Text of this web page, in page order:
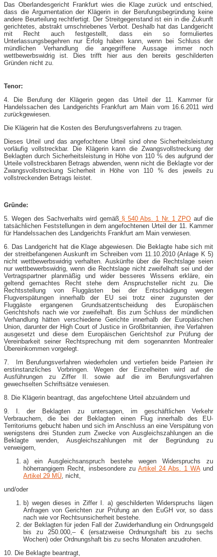
Das Oberlandesgericht Frankfurt wies die Klage zurück und entschied,
dass die Argumentation der Klägerin in der Berufungsbegründung keine
andere Beurteilung rechtfertigt. Der Streitgegenstand ist ein in die Zukunft
gerichtetes, abstrakt umschriebenes Verbot. Deshalb hat das Landgericht
mit Recht auch festgestellt, dass ein so formuliertes
Unterlassungsbegehren nur Erfolg haben kann, wenn bei Schluss der
mündlichen Verhandlung die angegriffene Aussage immer noch
wettbewerbswidrig ist. Dies trifft hier aus den bereits geschilderten
Gründen nicht zu.
Tenor:
4. Die Berufung der Klägerin gegen das Urteil der 11. Kammer für
Handelssachen des Landgerichts Frankfurt am Main vom 16.6.2011 wird
zurückgewiesen.
Die Klägerin hat die Kosten des Berufungsverfahrens zu tragen.
Dieses Urteil und das angefochtene Urteil sind ohne Sicherheitsleistung
vorläufig vollstreckbar. Die Klägerin kann die Zwangsvollstreckung der
Beklagten durch Sicherheitsleistung in Höhe von 110 % des aufgrund der
Urteile vollstreckbaren Betrags abwenden, wenn nicht die Beklagte vor der
Zwangsvollstreckung Sicherheit in Höhe von 110 % des jeweils zu
vollstreckenden Betrags leistet.
Gründe:
5. Wegen des Sachverhalts wird gemäß§ 540 Abs. 1 Nr. 1 ZPO auf die
tatsächlichen Feststellungen in dem angefochtenen Urteil der 11. Kammer
für Handelssachen des Landgerichts Frankfurt am Main verwiesen.
6. Das Landgericht hat die Klage abgewiesen. Die Beklagte habe sich mit
der streitbefangenen Auskunft im Schreiben vom 11.10.2010 (Anlage K 5)
nicht wettbewerbswidrig verhalten. Auskünfte über die Rechtslage seien
nur wettbewerbswidrig, wenn die Rechtslage nicht zweifelhaft sei und der
Vertragspartner planmäßig und wider besseres Wissens erkläre, ein
geltend gemachtes Recht stehe dem Anspruchsteller nicht zu. Die
Rechtsstellung von Fluggästen bei der Entschädigung wegen
Flugverspätungen innerhalb der EU sei trotz einer zugunsten der
Fluggäste ergangenen Grundsatzentscheidung des Europäischen
Gerichtshofs nach wie vor zweifelhaft. Bis zum Schluss der mündlichen
Verhandlung hätten verschiedene Gerichte innerhalb der Europäischen
Union, darunter der High Court of Justice in Großbritannien, ihre Verfahren
ausgesetzt und diese dem Europäischen Gerichtshof zur Prüfung der
Vereinbarkeit seiner Rechtsprechung mit dem sogenannten Montrealer
Übereinkommen vorgelegt.
7. Im Berufungsverfahren wiederholen und vertiefen beide Parteien ihr
erstinstanzliches Vorbringen. Wegen der Einzelheiten wird auf die
Ausführungen zu Ziffer II. sowie auf die im Berufungsverfahren
gewechselten Schriftsätze verwiesen.
8. Die Klägerin beantragt, das angefochtene Urteil abzuändern und
9. I. der Beklagten zu untersagen, im geschäftlichen Verkehr
Verbrauchern, die bei der Beklagten einen Flug innerhalb des EU-
Territoriums gebucht haben und sich im Anschluss an eine Verspätung von
wenigstens drei Stunden zum Zwecke von Ausgleichszahlungen an die
Beklagte wenden, Ausgleichszahlungen mit der Begründung zu
verweigern,
a) ein Ausgleichsanspruch bestehe wegen Widerspruchs zu
höherrangigem Recht, insbesondere zu Artikel 24 Abs. 1 WAund
Artikel 29 MÜ , nicht,
und/oder
b) wegen dieses in Ziffer I. a) geschilderten Widerspruchs lägen
Anfragen von Gerichten zur Prüfung an den EuGH vor, so dass
nach wie vor Rechtsunsicherheit bestehe.
der Beklagten für jeden Fall der Zuwiderhandlung ein Ordnungsgeld
bis zu 250.000,– € (ersatzweise Ordnungshaft bis zu sechs
Wochen) oder Ordnungshaft bis zu sechs Monaten anzudrohen.
10. Die Beklagte beantragt,